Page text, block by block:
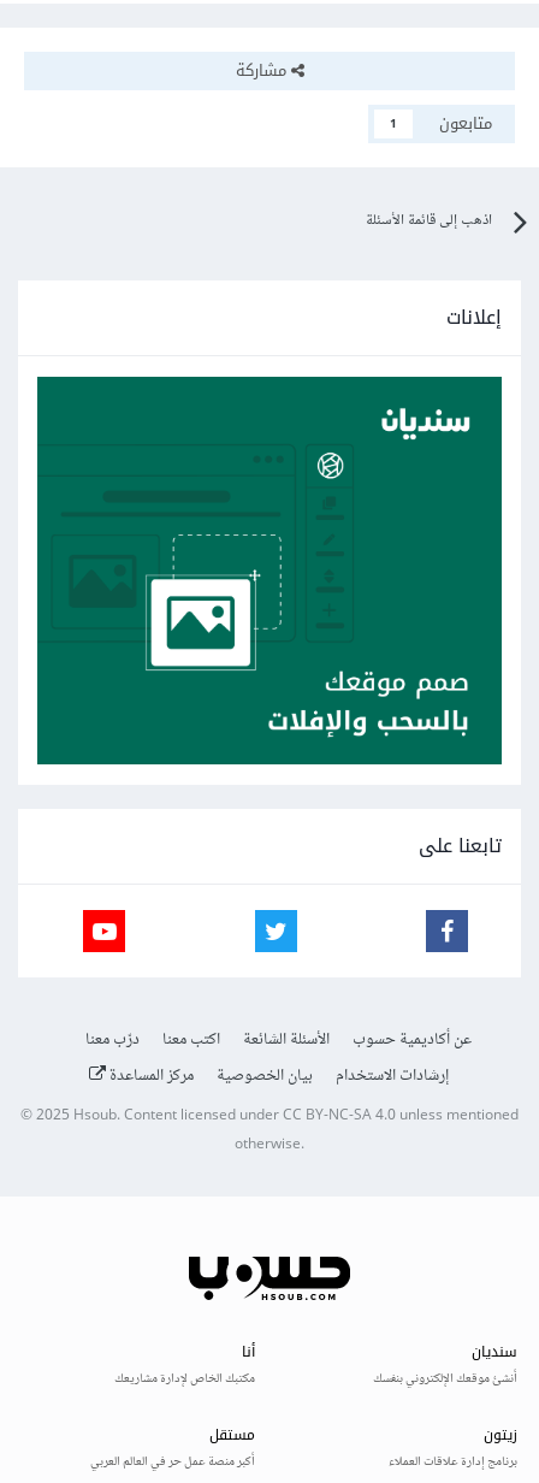
مشاركة
متابعون
1
اذهب إلى قائمة الأسئلة
إعلانات
تابعنا على
عن أكاديمية حسوب الأسئلة الشائعة اكتب معنا
درّب معنا
إرشادات الاستخدام
بيان الخصوصية مركز المساعدة
© 2025Hsoub.Content licensed underCC BY-NC-SA 4.0unless mentioned
otherwise.